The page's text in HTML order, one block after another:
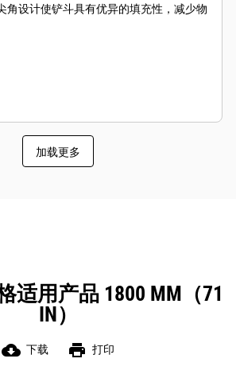
角设计使铲斗具有优异的填充性，减少物
加载更多
适用产品 1800 MM（71
IN）
cloud_download 下载 print 打印